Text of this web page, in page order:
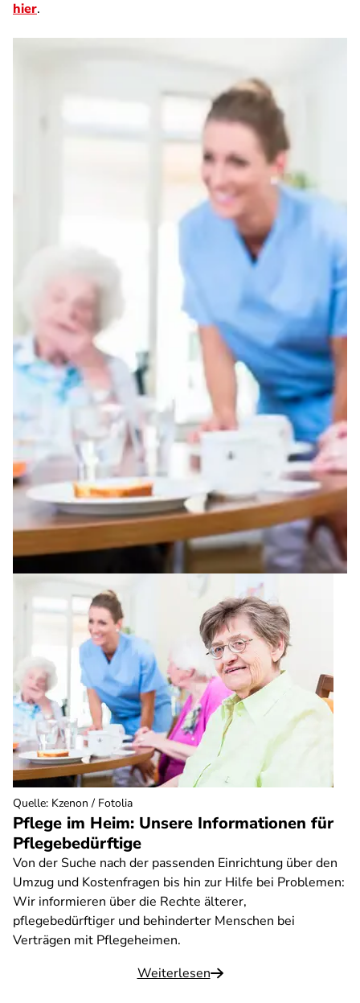
hier.
Pflege im Heim: Unsere Informationen für
Pflegebedürftige
Von der Suche nach der passenden Einrichtung über den
Umzug und Kostenfragen bis hin zur Hilfe bei Problemen:
Wir informieren über die Rechte älterer,
pflegebedürftiger und behinderter Menschen bei
Verträgen mit Pflegeheimen.
Weiterlesen
Quelle: Kzenon / Fotolia